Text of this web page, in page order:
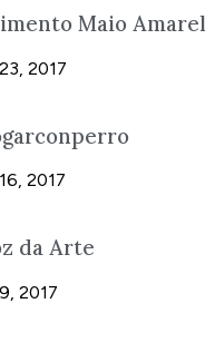
Maio
2017
2017
da Arte
2017